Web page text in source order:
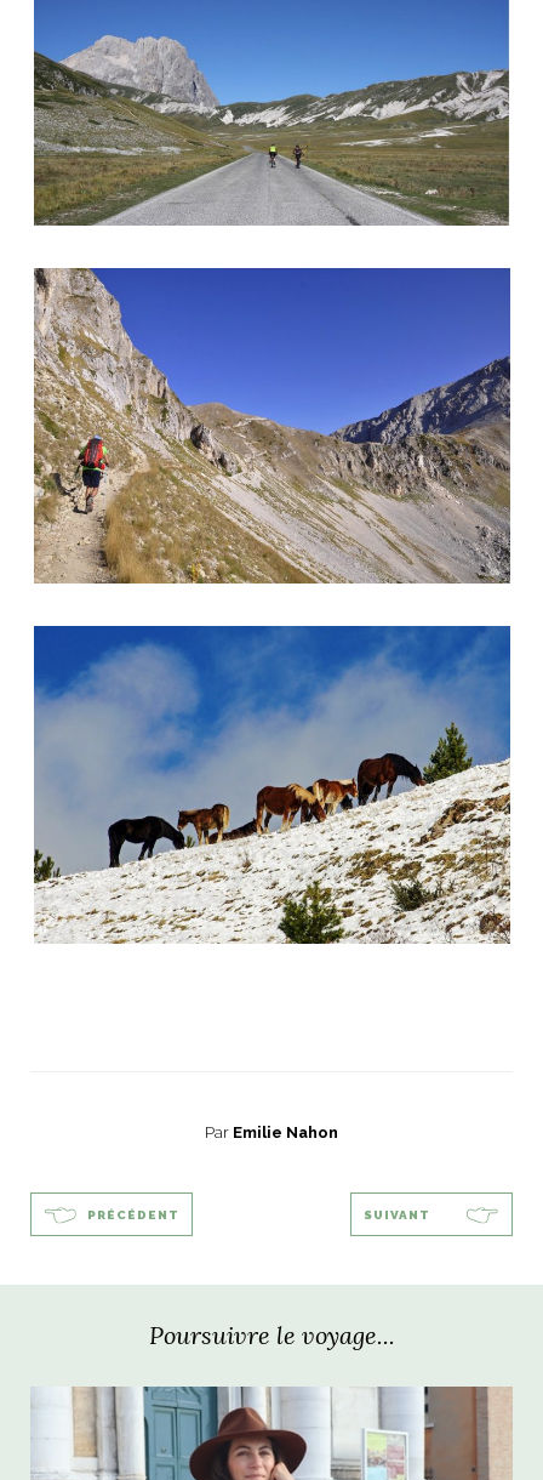
Par Emilie Nahon
PRÉCÉDENT SUIVANT
Poursuivre le voyage...